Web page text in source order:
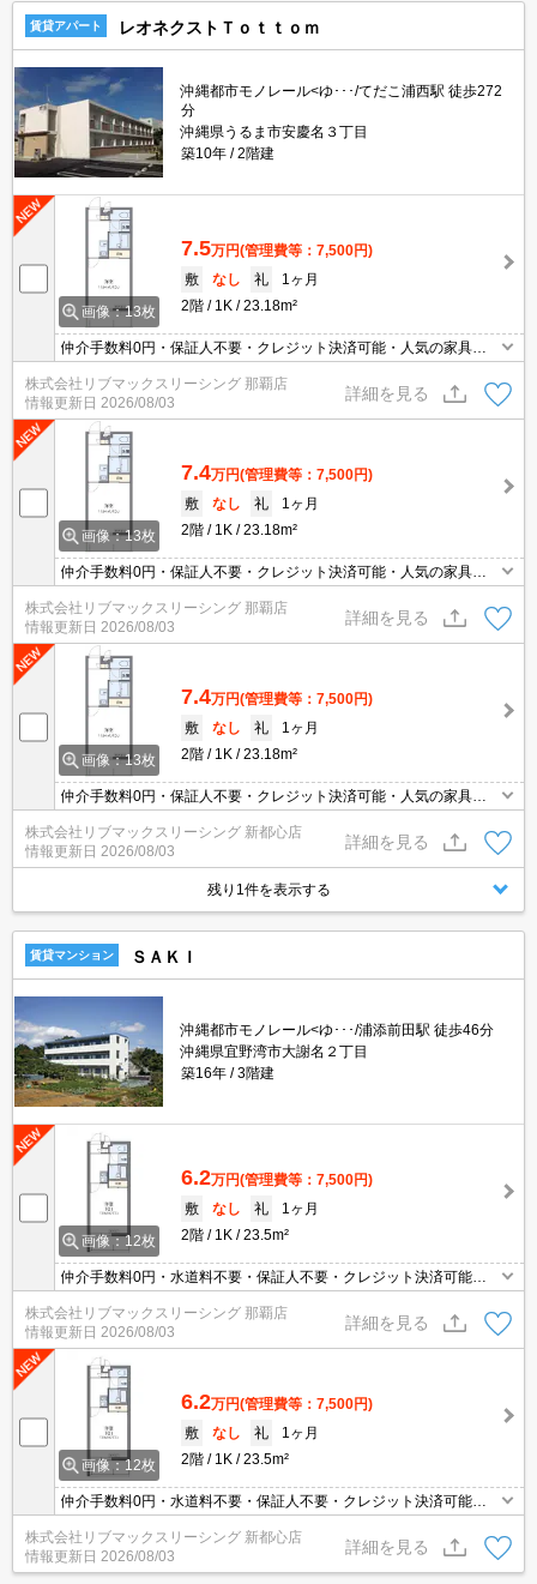
賃貸アパート レオネクストＴｏｔｔｏｍ
沖縄都市モノレール<ゆ･･･/てだこ浦西駅 徒歩272
分
沖縄県うるま市安慶名３丁目
築10年
2階建
画像：13枚
7.5万円(管理費等：7,500円)
敷
なし 礼
1ヶ月
2階
1K 23.18m²
仲介手数料0円・保証人不要・クレジット決済可能・人気の家具家
電付き物件です(^^)/
株式会社リブマックスリーシング 那覇店
情報更新日 2026/08/03
詳細を見る
画像：13枚
7.4万円(管理費等：7,500円)
敷
なし 礼
1ヶ月
2階
1K 23.18m²
仲介手数料0円・保証人不要・クレジット決済可能・人気の家具家
電付き物件です(^^)/
株式会社リブマックスリーシング 那覇店
情報更新日 2026/08/03
詳細を見る
画像：13枚
7.4万円(管理費等：7,500円)
敷
なし 礼
1ヶ月
2階
1K 23.18m²
仲介手数料0円・保証人不要・クレジット決済可能・人気の家具家
電付き物件です(^^)/
株式会社リブマックスリーシング 新都心店
情報更新日 2026/08/03
詳細を見る
残り1件を表示する
賃貸マンション ＳＡＫＩ
沖縄都市モノレール<ゆ･･･/浦添前田駅 徒歩46分
沖縄県宜野湾市大謝名２丁目
築16年
3階建
画像：12枚
6.2万円(管理費等：7,500円)
敷
なし 礼
1ヶ月
2階
1K 23.5m²
仲介手数料0円・水道料不要・保証人不要・クレジット決済可能・
人気の家具家電付き物件です(^^)/
株式会社リブマックスリーシング 那覇店
情報更新日 2026/08/03
詳細を見る
画像：12枚
6.2万円(管理費等：7,500円)
敷
なし 礼
1ヶ月
2階
1K 23.5m²
仲介手数料0円・水道料不要・保証人不要・クレジット決済可能・
人気の家具家電付き物件です(^^)/
株式会社リブマックスリーシング 新都心店
情報更新日 2026/08/03
詳細を見る